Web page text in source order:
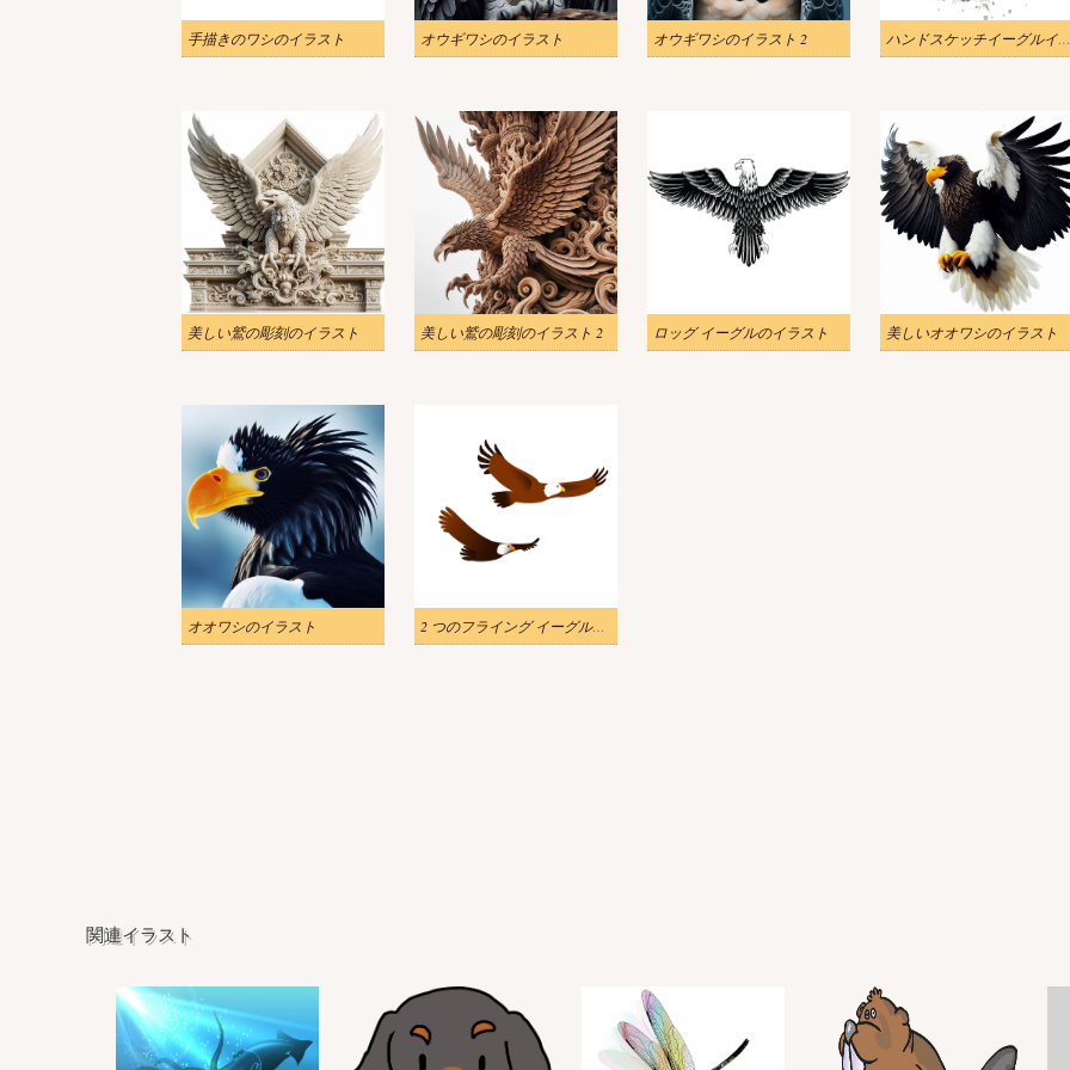
手描きのワシのイラスト オウギワシのイラスト オウギワシのイラスト 2 ハンドスケッチイーグルイラスト
美しい鷲の彫刻のイラスト 美しい鷲の彫刻のイラスト 2 ロッグ イーグルのイラスト 美しいオオワシのイラスト
オオワシのイラスト 2 つのフライング イーグルのイラスト
関連イラスト